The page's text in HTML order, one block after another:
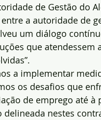
de Gestão do
a autoridade de
um diálogo
que atendessem
a implementar
os desafios que
de emprego até à
nestes